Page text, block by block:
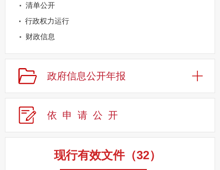
清单公开
行政权力运行
财政信息
重点领域公开
规划信息
建议提案办理
公务员及事业单位招录
应急管理
回应关切
其他法定信息
政府信息公开年报
依申请公 开
现行有效文件（32）